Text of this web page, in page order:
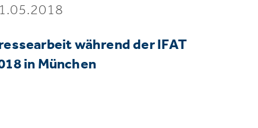
während der IFAT
in München